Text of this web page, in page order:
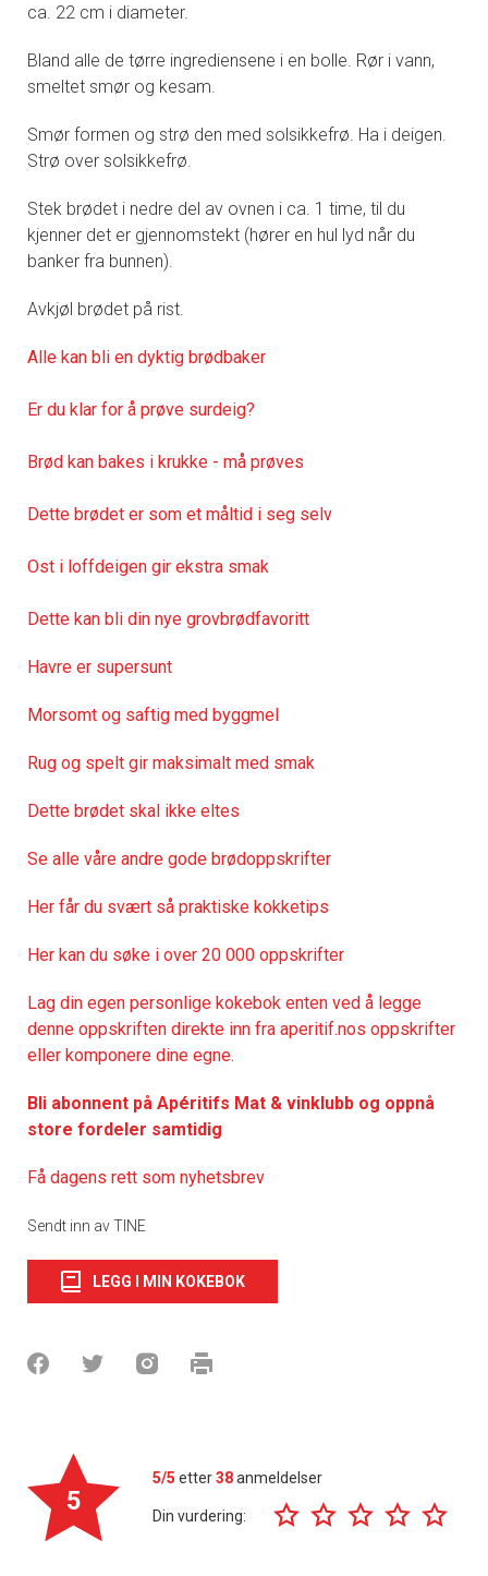
ca. 22 cm i diameter.
Bland alle de tørre ingrediensene i en bolle. Rør i vann,
smeltet smør og kesam.
Smør formen og strø den med solsikkefrø. Ha i deigen.
Strø over solsikkefrø.
Stek brødet i nedre del av ovnen i ca. 1 time, til du
kjenner det er gjennomstekt (hører en hul lyd når du
banker fra bunnen).
Avkjøl brødet på rist.
Alle kan bli en dyktig brødbaker
Er du klar for å prøve surdeig?
Brød kan bakes i krukke - må prøves
Dette brødet er som et måltid i seg selv
Ost i loffdeigen gir ekstra smak
Dette kan bli din nye grovbrødfavoritt
Havre er supersunt
Morsomt og saftig med byggmel
Rug og spelt gir maksimalt med smak
Dette brødet skal ikke eltes
Se alle våre andre gode brødoppskrifter
Her får du svært så praktiske kokketips
Her kan du søke i over 20 000 oppskrifter
Lag din egen personlige kokebok enten ved å legge
denne oppskriften direkte inn fra aperitif.nos oppskrifter
eller komponere dine egne.
Bli abonnent på Apéritifs Mat & vinklubb og oppnå
store fordeler samtidig
Få dagens rett som nyhetsbrev
Sendt inn av TINE
LEGG I MIN KOKEBOK
5
5/5 etter38anmeldelser
Din vurdering: